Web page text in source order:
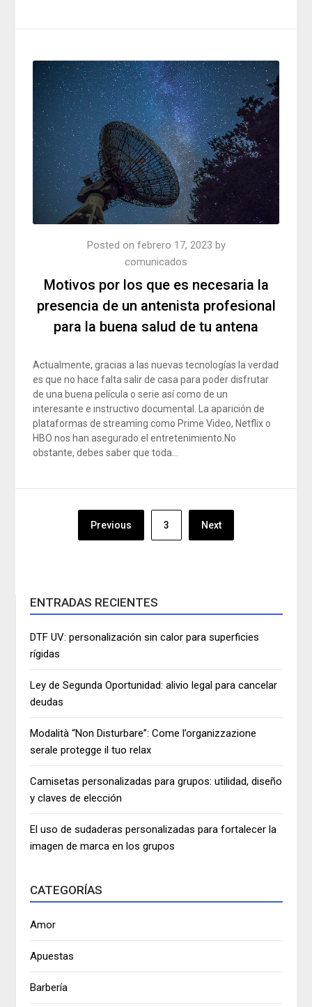
Motivos por los que es necesaria la
presencia de un antenista profesional
para la buena salud de tu antena
Posted on febrero 17, 2023 by
comunicados
Actualmente, gracias a las nuevas tecnologías la verdad
es que no hace falta salir de casa para poder disfrutar
de una buena película o serie así como de un
interesante e instructivo documental. La aparición de
plataformas de streaming como Prime Video, Netflix o
HBO nos han asegurado el entretenimiento.No
obstante, debes saber que toda…
NavegaciónPrevious 3 Next
ENTRADAS RECIENTES
DTF UV: personalización sin calor para superficies
rígidas
Ley de Segunda Oportunidad: alivio legal para cancelar
deudas
Modalità “Non Disturbare”: Come l’organizzazione
serale protegge il tuo relax
Camisetas personalizadas para grupos: utilidad, diseño
y claves de elección
El uso de sudaderas personalizadas para fortalecer la
imagen de marca en los grupos
CATEGORÍAS
Amor
Apuestas
Barbería